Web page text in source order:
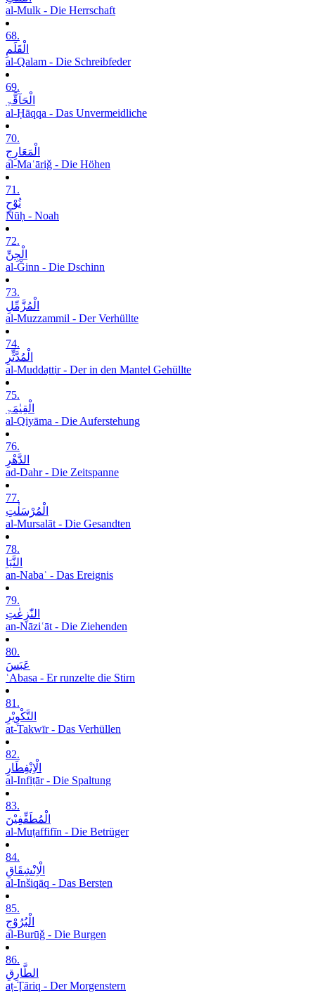
al-Mulk - Die Herrschaft
68.
الْقَلَمِ
al-Qalam - Die Schreibfeder
69.
الْحَآقَّۃِ
al-Ḥāqqa - Das Unvermeidliche
70.
الْمَعَارِجِ
al-Maʿāriǧ - Die Höhen
71.
نُوْحٍ
Nūḥ - Noah
72.
الْجِنِّ
al-Ǧinn - Die Dschinn
73.
الْمُزَّمِّلِ
al-Muzzammil - Der Verhüllte
74.
الْمُدَّثِّرِ
al-Muddaṯṯir - Der in den Mantel Gehüllte
75.
الْقِیٰمَۃِ
al-Qiyāma - Die Auferstehung
76.
الدَّھْرِ
ad-Dahr - Die Zeitspanne
77.
الْمُرْسَلٰتِ
al-Mursalāt - Die Gesandten
78.
النَّبَاِ
an-Nabaʾ - Das Ereignis
79.
النّٰزِعٰتِ
an-Nāziʿāt - Die Ziehenden
80.
عَبَسَ
ʿAbasa - Er runzelte die Stirn
81.
التَّکْوِیْرِ
at-Takwīr - Das Verhüllen
82.
الْاِنْفِطَارِ
al-Infiṭār - Die Spaltung
83.
الْمُطَفِّفِیْنَ
al-Muṭaffifīn - Die Betrüger
84.
الْاِنْشِقَاقِ
al-Inšiqāq - Das Bersten
85.
الْبُرُوْجِ
al-Burūǧ - Die Burgen
86.
الطَّارِقِ
aṭ-Ṭāriq - Der Morgenstern